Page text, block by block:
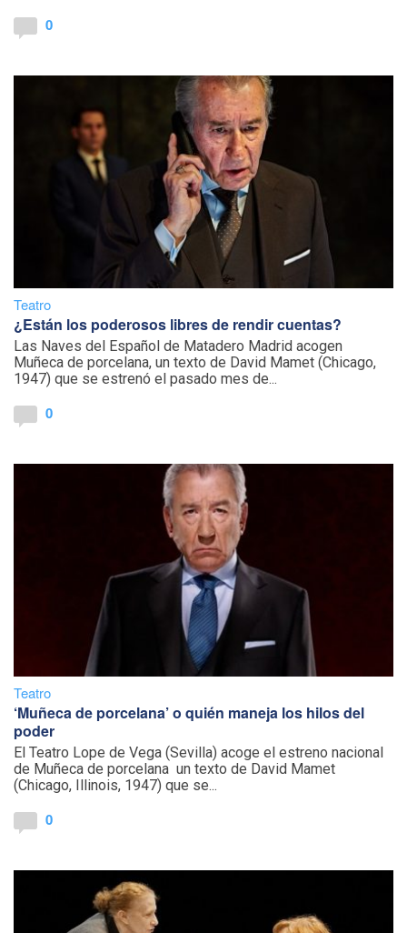
0
Teatro
¿Están los poderosos libres de rendir cuentas?
Las Naves del Español de Matadero Madrid acogen
Muñeca de porcelana, un texto de David Mamet (Chicago,
1947) que se estrenó el pasado mes de...
0
Teatro
‘Muñeca de porcelana’ o quién maneja los hilos del
poder
El Teatro Lope de Vega (Sevilla) acoge el estreno nacional
de Muñeca de porcelana un texto de David Mamet
(Chicago, Illinois, 1947) que se...
0